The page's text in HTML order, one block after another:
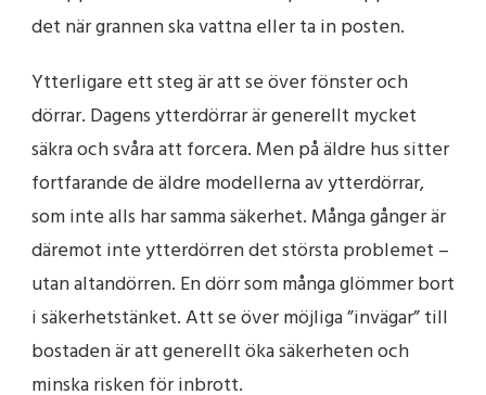
det när grannen ska vattna eller ta in posten.
Ytterligare ett steg är att se över fönster och
dörrar. Dagens ytterdörrar är generellt mycket
säkra och svåra att forcera. Men på äldre hus sitter
fortfarande de äldre modellerna av ytterdörrar,
som inte alls har samma säkerhet. Många gånger är
däremot inte ytterdörren det största problemet –
utan altandörren. En dörr som många glömmer bort
i säkerhetstänket. Att se över möjliga ”invägar” till
bostaden är att generellt öka säkerheten och
minska risken för inbrott.